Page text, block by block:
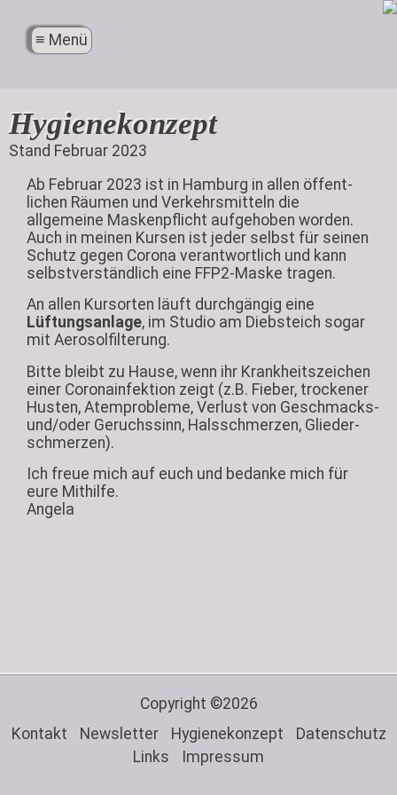
X Menü
≡ Menü
Hygiene­konzept
Stand Februar 2023
Ab Februar 2023 ist in Hamburg in allen öffent­
lichen Räumen und Verkehrs­mitteln die
allgemeine Masken­pflicht aufge­hoben worden.
Auch in meinen Kursen ist jeder selbst für seinen
Schutz gegen Corona verant­wortlich und kann
selbst­ver­ständlich eine FFP2-Maske tragen.
An allen Kursorten läuft durch­gängig eine
Lüftungs­anlage, im Studio am Diebsteich sogar
mit Aerosol­filterung.
Bitte bleibt zu Hause, wenn ihr Krankheits­zeichen
einer Corona­infektion zeigt (z.B. Fieber, trockener
Husten, Atem­probleme, Verlust von Geschmacks-
und/oder Geruchs­sinn, Hals­schmerzen, Glieder­
schmerzen).
Ich freue mich auf euch und bedanke mich für
eure Mithilfe.
Angela
Copyright ©2026
Kontakt
Newsletter Hygienekonzept
Datenschutz
Links
Impressum